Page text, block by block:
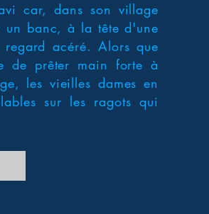
car, dans son village
un banc, à la tête d'une
acéré. Alors que
de prêter main forte à
les vieilles dames en
sur les ragots qui